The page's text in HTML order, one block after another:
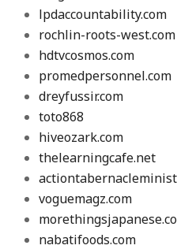
lpdaccountability.com
rochlin-roots-west.com
hdtvcosmos.com
promedpersonnel.com
dreyfussir.com
toto868
hiveozark.com
thelearningcafe.net
voguemagz.com
nabatifoods.com